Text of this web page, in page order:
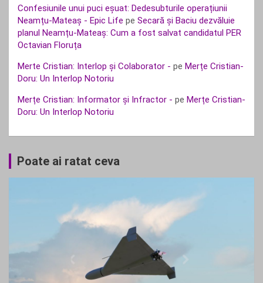
Confesiunile unui puci eșuat: Dedesubturile operațiunii
Neamțu-Mateaș - Epic Life pe Secară și Baciu dezvăluie
planul Neamțu-Mateaș: Cum a fost salvat candidatul PER
Octavian Floruța
Merte Cristian: Interlop și Colaborator - pe Merțe Cristian-
Doru: Un Interlop Notoriu
Merțe Cristian: Informator și Infractor - pe Merțe Cristian-
Doru: Un Interlop Notoriu
Poate ai ratat ceva